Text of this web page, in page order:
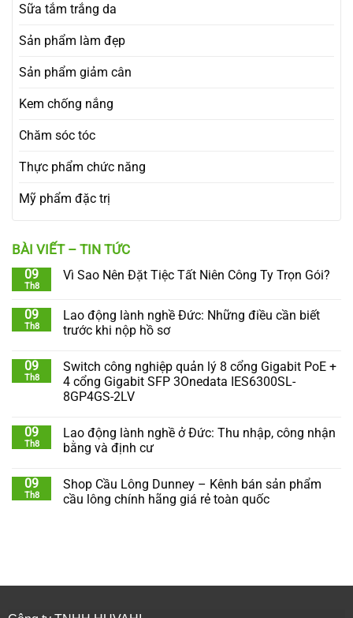
Sữa tắm trắng da
Sản phẩm làm đẹp
Sản phẩm giảm cân
Kem chống nắng
Chăm sóc tóc
Thực phẩm chức năng
Mỹ phẩm đặc trị
BÀI VIẾT – TIN TỨC
09
Th8
Vì Sao Nên Đặt Tiệc Tất Niên Công Ty Trọn Gói?
09
Th8
Lao động lành nghề Đức: Những điều cần biết
trước khi nộp hồ sơ
09
Th8
Switch công nghiệp quản lý 8 cổng Gigabit PoE +
4 cổng Gigabit SFP 3Onedata IES6300SL-
8GP4GS-2LV
09
Th8
Lao động lành nghề ở Đức: Thu nhập, công nhận
bằng và định cư
09
Th8
Shop Cầu Lông Dunney – Kênh bán sản phẩm
cầu lông chính hãng giá rẻ toàn quốc